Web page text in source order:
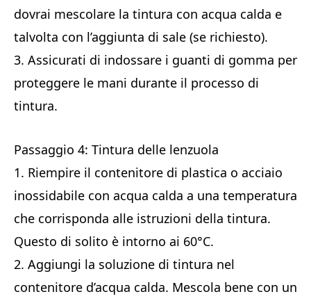
dovrai mescolare la tintura con acqua calda e
talvolta con l’aggiunta di sale (se richiesto).
3. Assicurati di indossare i guanti di gomma per
proteggere le mani durante il processo di
tintura.
Passaggio 4: Tintura delle lenzuola
1. Riempire il contenitore di plastica o acciaio
inossidabile con acqua calda a una temperatura
che corrisponda alle istruzioni della tintura.
Questo di solito è intorno ai 60°C.
2. Aggiungi la soluzione di tintura nel
contenitore d’acqua calda. Mescola bene con un